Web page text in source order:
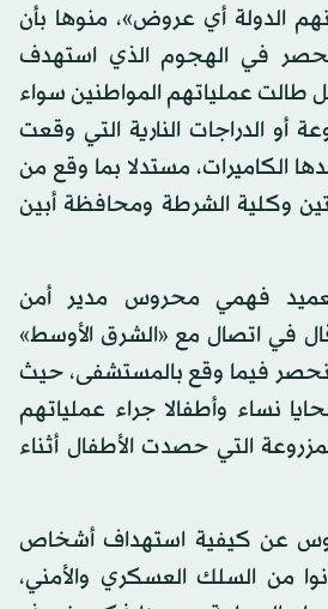
الدولة أي عروض»، منوها بأن
في الهجوم الذي استهدف
عملياتهم المواطنين سواء
أو الدراجات النارية التي وقعت
الكاميرات، مستدلا بما وقع من
وكلية الشرطة ومحافظة أبين
فهمي محروس مدير أمن
في اتصال مع «الشرق الأوسط»
تنحصر فيما وقع بالمستشفى، حيث
نساء وأطفالا جراء عملياتهم
التي حصدت الأطفال أثناء
عن كيفية استهداف أشخاص
من السلك العسكري والأمني،